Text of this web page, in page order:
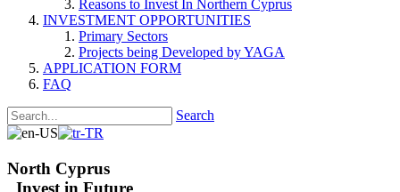
Reasons to Invest In Northern Cyprus
INVESTMENT OPPORTUNITIES
Primary Sectors
Projects being Developed by YAGA
APPLICATION FORM
FAQ
Search
North Cyprus
Invest in Future